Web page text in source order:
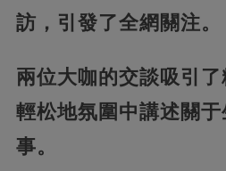
訪，引發了全網關注。
兩位大咖的交談吸引
輕松地氛圍中講述關
事。